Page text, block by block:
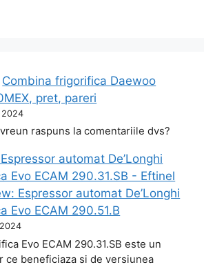
Combina frigorifica Daewoo
pret, pareri
2024
raspuns la comentariile dvs?
automat De’Longhi
Evo ECAM 290.31.SB - Eftinel
Espressor automat De’Longhi
Evo ECAM 290.51.B
Evo ECAM 290.31.SB este un
ce beneficiaza si de versiunea